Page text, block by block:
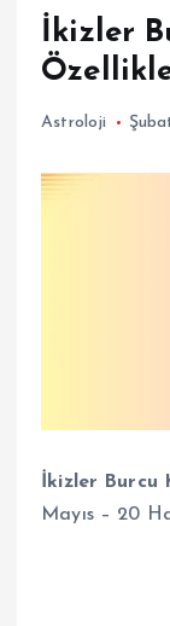
İkizler
Astroloji
İkizler Burcu
Mayıs – 20